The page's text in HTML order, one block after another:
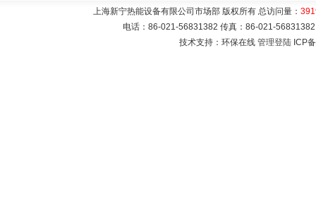
上海新宁热能设备有限公司市场部 版权所有 总访问量：
电话：86-021-56831382 传真：86-021-
技术支持：环保在线 管理登陆 ICP